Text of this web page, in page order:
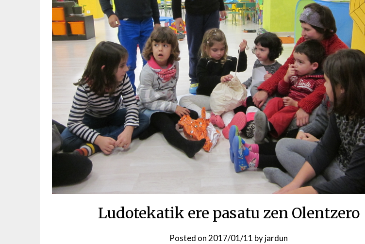
Ludotekatik ere pasatu zen Olentzero
Posted on 2017/01/11 byjardun